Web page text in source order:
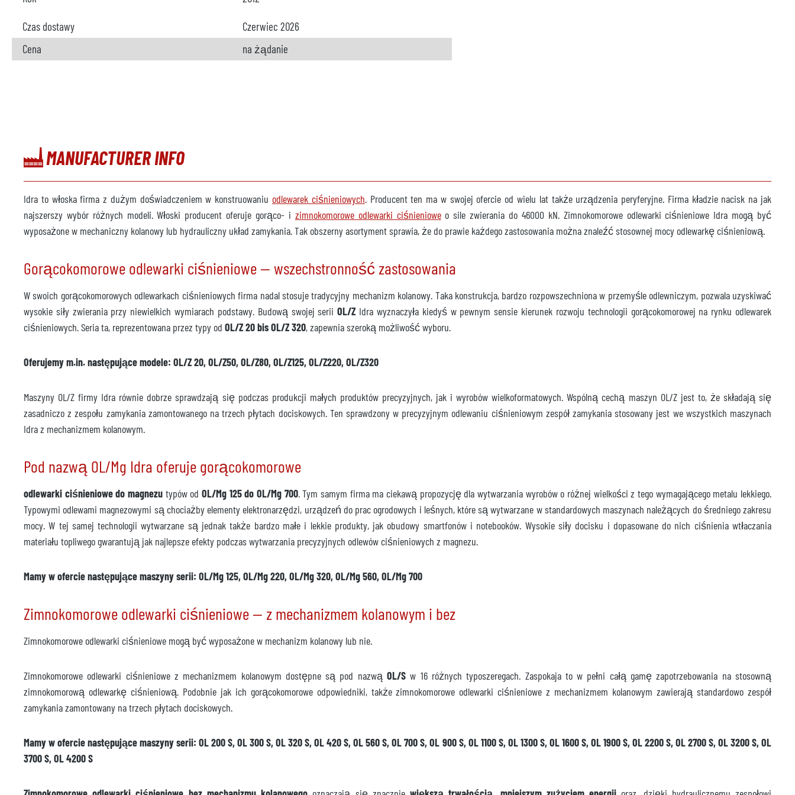
Czas dostawy
Czerwiec 2026
Cena
na żądanie
MANUFACTURER INFO
Idra to włoska firma z dużym doświadczeniem w konstruowaniu odlewarek ciśnieniowych. Producent ten ma w swojej ofercie od wielu lat także urządzenia peryferyjne. Firma kładzie nacisk na jak
najszerszy wybór różnych modeli. Włoski producent oferuje gorąco- i zimnokomorowe odlewarki ciśnienioweo sile zwierania do 46000 kN. Zimnokomorowe odlewarki ciśnieniowe Idra mogą być
wyposażone w mechaniczny kolanowy lub hydrauliczny układ zamykania. Tak obszerny asortyment sprawia, że do prawie każdego zastosowania można znaleźć stosownej mocy odlewarkę ciśnieniową.
Gorącokomorowe odlewarki ciśnieniowe — wszechstronność zastosowania
W swoich gorącokomorowych odlewarkach ciśnieniowych firma nadal stosuje tradycyjny mechanizm kolanowy. Taka konstrukcja, bardzo rozpowszechniona w przemyśle odlewniczym, pozwala uzyskiwać
wysokie siły zwierania przy niewielkich wymiarach podstawy. Budową swojej seriiOL/Z Idra wyznaczyła kiedyś w pewnym sensie kierunek rozwoju technologii gorącokomorowej na rynku odlewarek
ciśnieniowych. Seria ta, reprezentowana przez typy od OL/Z 20 bis OL/Z 320, zapewnia szeroką możliwość wyboru.
Oferujemy m.in. następujące modele: OL/Z 20, OL/Z50, OL/Z80, OL/Z125, OL/Z220, OL/Z320
Maszyny OL/Z firmy Idra równie dobrze sprawdzają się podczas produkcji małych produktów precyzyjnych, jak i wyrobów wielkoformatowych. Wspólną cechą maszyn OL/Z jest to, że składają się
zasadniczo z zespołu zamykania zamontowanego na trzech płytach dociskowych. Ten sprawdzony w precyzyjnym odlewaniu ciśnieniowym zespół zamykania stosowany jest we wszystkich maszynach
Idra z mechanizmem kolanowym.
Pod nazwą OL/Mg Idra oferuje gorącokomorowe
odlewarki ciśnieniowe do magnezu typów od OL/Mg 125 do OL/Mg 700. Tym samym firma ma ciekawą propozycję dla wytwarzania wyrobów o różnej wielkości z tego wymagającego metalu lekkiego.
Typowymi odlewami magnezowymi są chociażby elementy elektronarzędzi, urządzeń do prac ogrodowych i leśnych, które są wytwarzane w standardowych maszynach należących do średniego zakresu
mocy. W tej samej technologii wytwarzane są jednak także bardzo małe i lekkie produkty, jak obudowy smartfonów i notebooków. Wysokie siły docisku i dopasowane do nich ciśnienia wtłaczania
materiału topliwego gwarantują jak najlepsze efekty podczas wytwarzania precyzyjnych odlewów ciśnieniowych z magnezu.
Mamy w ofercie następujące maszyny serii: OL/Mg 125, OL/Mg 220, OL/Mg 320, OL/Mg 560, OL/Mg 700
Zimnokomorowe odlewarki ciśnieniowe — z mechanizmem kolanowym i bez
Zimnokomorowe odlewarki ciśnieniowe mogą być wyposażone w mechanizm kolanowy lub nie.
Zimnokomorowe odlewarki ciśnieniowe z mechanizmem kolanowym dostępne są pod nazwąOL/S w 16 różnych typoszeregach. Zaspokaja to w pełni całą gamę zapotrzebowania na stosowną
zimnokomorową odlewarkę ciśnieniową. Podobnie jak ich gorącokomorowe odpowiedniki, także zimnokomorowe odlewarki ciśnieniowe z mechanizmem kolanowym zawierają standardowo zespół
zamykania zamontowany na trzech płytach dociskowych.
Mamy w ofercie następujące maszyny serii: OL 200 S, OL 300 S, OL 320 S, OL 420 S, OL 560 S, OL 700 S, OL 900 S, OL 1100 S, OL 1300 S, OL 1600 S, OL 1900 S, OL 2200 S, OL 2700 S, OL 3200 S, OL
3700 S, OL 4200 S